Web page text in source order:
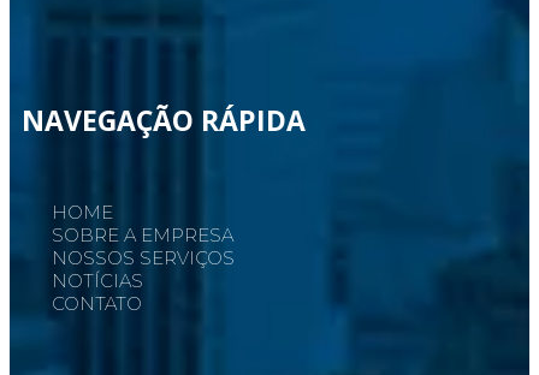
NAVEGAÇÃO RÁPIDA
HOME
SOBRE A EMPRESA
NOSSOS SERVIÇOS
NOTÍCIAS
CONTATO